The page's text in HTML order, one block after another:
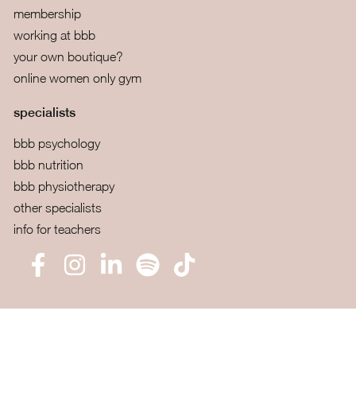
membership
working at bbb
your own boutique?
online women only gym
specialists
bbb psychology
bbb nutrition
bbb physiotherapy
other specialists
info for teachers